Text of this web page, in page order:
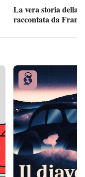
La vera storia della
raccontata da